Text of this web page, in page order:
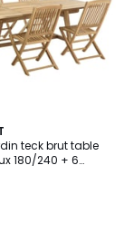
teck brut table
180/240 + 6